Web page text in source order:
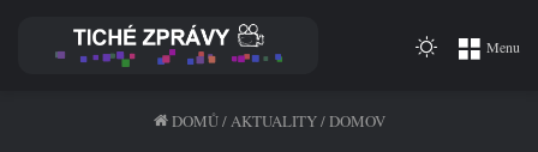
Menu
Switch
DOMŮ/ AKTUALITY/DOMOV